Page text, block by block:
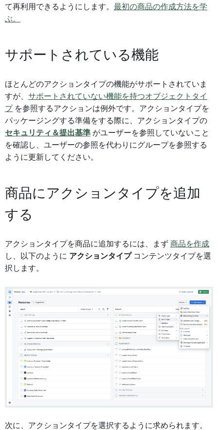
て再利用できるようにします。 最初の商品の作成方法を学
ぶ。
サポートされている機能
ほとんどのアクションタイプの機能がサポートされていま
すが、 サポートされていない機能を持つオブジェクトタイ
プ を参照するアクションは例外です。アクションタイプを
パッケージングする準備をする際に、アクションタイプの
セキュリティ＆提出基準 がユーザーを参照していないこと
を確認し、ユーザーの参照を代わりにグループを参照する
ように更新してください。
商品にアクションタイプを追加
する
アクションタイプを商品に追加するには、まず 商品を作成
し、以下のように アクションタイプコンテンツタイプを選
択します。
次に、アクションタイプを選択するように求められます。